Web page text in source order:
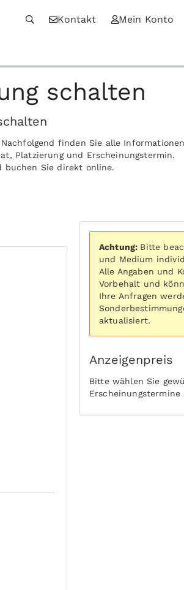
Kontakt Mein Konto
schalten
finden Sie alle Informationen
Platzierung und Erscheinungstermin.
buchen Sie direkt online.
Achtung: Bitte
und Medium
Alle Angaben und
Vorbehalt und
Ihre Anfragen
aktualisiert.
Anzeigenpreis
Bitte wählen Sie